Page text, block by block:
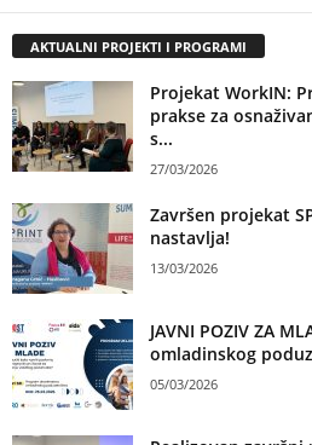
AKTUALNI PROJEKTI I PROGRAMI
Projekat WorkIN:
prakse za
s...
27/03/2026
Završen projekat
nastavlja!
13/03/2026
JAVNI POZIV ZA
omladinskog
05/03/2026